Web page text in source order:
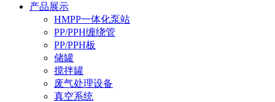
产品展示
HMPP一体化泵站
PP/PPH缠绕管
PP/PPH板
储罐
搅拌罐
废气处理设备
真空系统